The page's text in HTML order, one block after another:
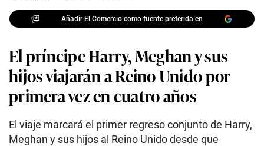
Añadir El Comercio como fuente preferida en
El príncipe Harry, Meghan y sus
hijos viajarán a Reino Unido por
primera vez en cuatro años
El viaje marcará el primer regreso conjunto de Harry,
Meghan y sus hijos al Reino Unido desde que